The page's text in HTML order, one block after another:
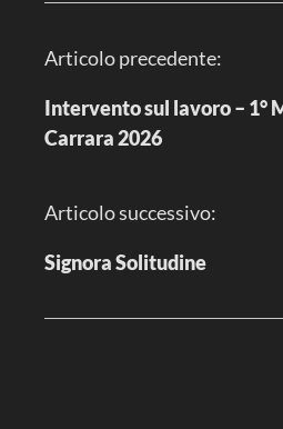
N
a
i
g
a
z
e
t
o
Articolo precedente:
Intervento sul lavoro – 1°
Carrara 2026
Articolo successivo:
Signora Solitudine